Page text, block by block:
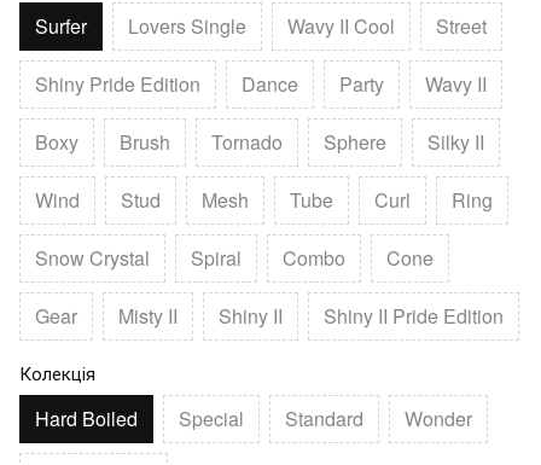
Surfer Lovers Single Wavy II Cool Street
Shiny Pride Edition Dance Party Wavy II
Boxy Brush Tornado Sphere Silky II
Wind Stud Mesh Tube Curl Ring
Snow Crystal Spiral Combo Cone
Gear Misty II Shiny II Shiny II Pride Edition
Колекція
Hard Boiled Special Standard Wonder